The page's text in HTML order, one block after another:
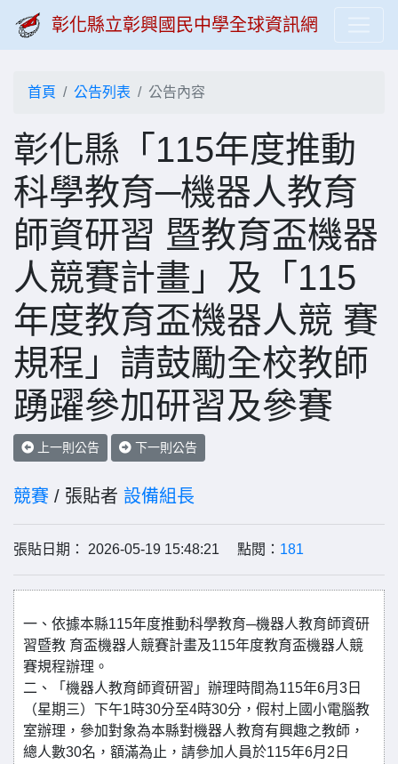
彰化縣立彰興國民中學全球資訊網
首頁 公告列表 公告內容
彰化縣「115年度推動
科學教育─機器人教育
師資研習 暨教育盃機器
人競賽計畫」及「115
年度教育盃機器人競 賽
規程」請鼓勵全校教師
踴躍參加研習及參賽
上一則公告 下一則公告
競賽 / 張貼者 設備組長
張貼日期： 2026-05-19 15:48:21 點閱： 181
一、依據本縣115年度推動科學教育─機器人教育師資研
習暨教 育盃機器人競賽計畫及115年度教育盃機器人競
賽規程辦理。
二、「機器人教育師資研習」辦理時間為115年6月3日
（星期三）下午1時30分至4時30分，假村上國小電腦教
室辦理，參加對象為本縣對機器人教育有興趣之教師，
總人數30名，額滿為止，請參加人員於115年6月2日